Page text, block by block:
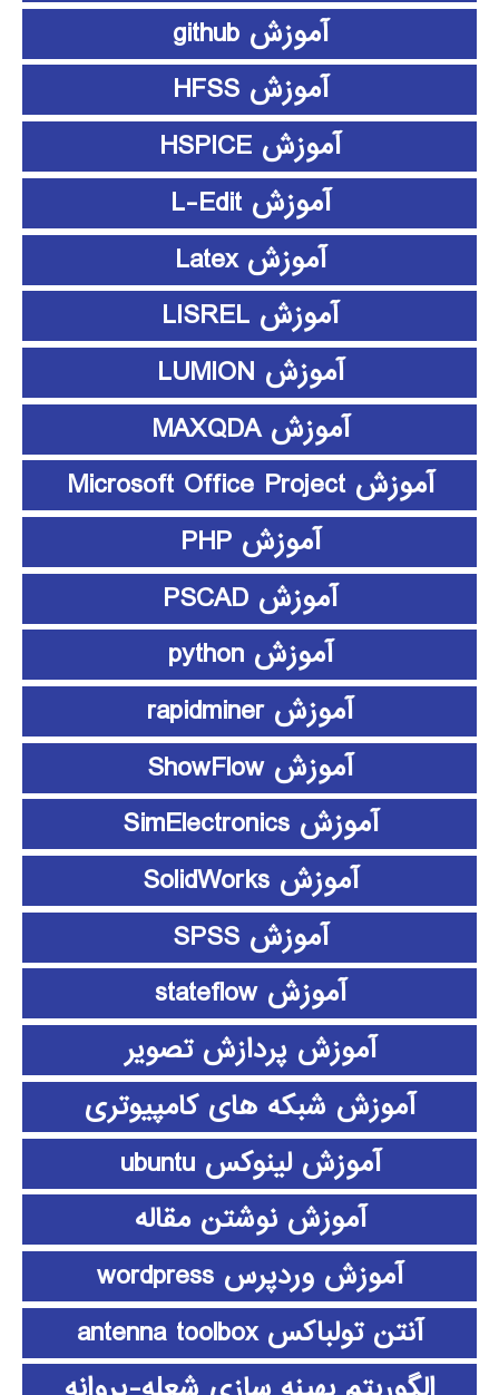
آموزش github
آموزش HFSS
آموزش HSPICE
آموزش L-Edit
آموزش Latex
آموزش LISREL
آموزش LUMION
آموزش MAXQDA
آموزش Microsoft Office Project
آموزش PHP
آموزش PSCAD
آموزش python
آموزش rapidminer
آموزش ShowFlow
آموزش SimElectronics
آموزش SolidWorks
آموزش SPSS
آموزش stateflow
آموزش پردازش تصویر
آموزش شبکه های کامپیوتری
آموزش لینوکس ubuntu
آموزش نوشتن مقاله
آموزش وردپرس wordpress
آنتن تولباکس antenna toolbox